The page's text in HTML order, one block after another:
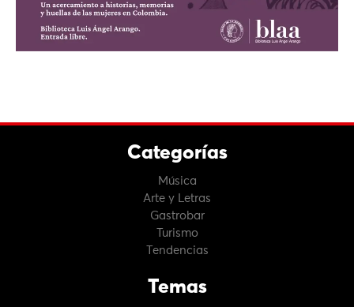
Categorías
Música
Arte y Letras
Gastrobar
Turismo
Tendencias
Temas